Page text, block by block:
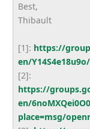
Best,
Thibault
[1]: https://
en/
[2]:
https://
en/
place=msg/